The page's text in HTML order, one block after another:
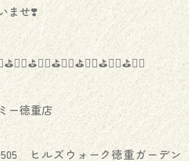
ませ❣️
ー徳重店
ヒルズウォーク徳重ガーデン